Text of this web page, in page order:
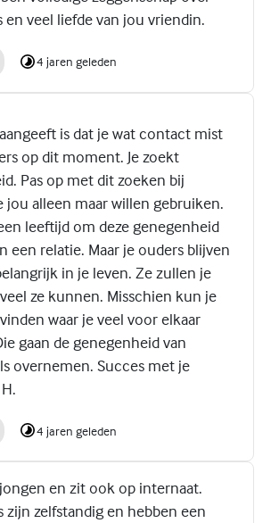
en veel liefde van jou vriendin.
4 jaren geleden
is dat je wat contact mist
op dit moment. Je zoekt
Pas op met dit zoeken bij
jou alleen maar willen gebruiken.
leeftijd om deze genegenheid
een relatie. Maar je ouders blijven
in je leven. Ze zullen je
ze kunnen. Misschien kun je
waar je veel voor elkaar
gaan de genegenheid van
overnemen. Succes met je
4 jaren geleden
en zit ook op internaat.
zijn zelfstandig en hebben een